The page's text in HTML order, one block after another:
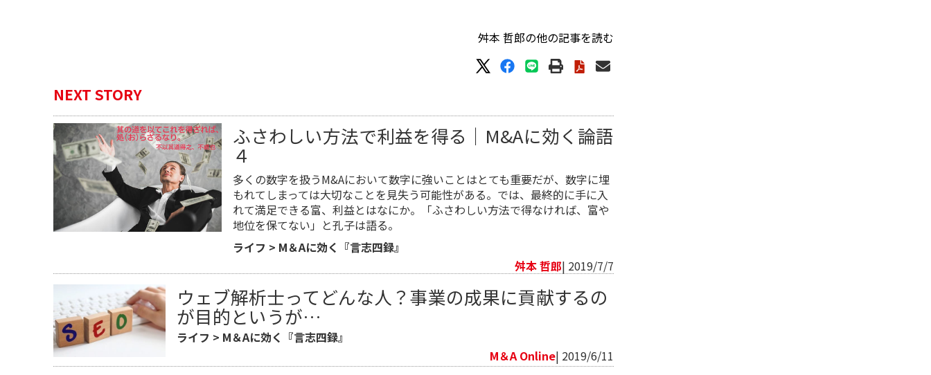
舛本 哲郎の他の記事を読む
NEXT STORY
ふさわしい方法で利益を得る｜M&Aに効く論語
４
多くの数字を扱うM&Aにおいて数字に強いことはとても重要だが、数字に埋
もれてしまっては大切なことを見失う可能性がある。では、最終的に手に入
れて満足できる富、利益とはなにか。「ふさわしい方法で得なければ、富や
地位を保てない」と孔子は語る。
ライフ > M＆Aに効く『言志四録』
舛本 哲郎| 2019/7/7
ウェブ解析士ってどんな人？事業の成果に貢献するの
が目的というが…
ライフ > M＆Aに効く『言志四録』
M＆A Online| 2019/6/11